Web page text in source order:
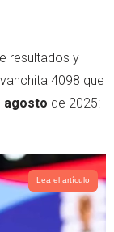
resultados y
4098 que
agosto de 2025:
Lea el artículo